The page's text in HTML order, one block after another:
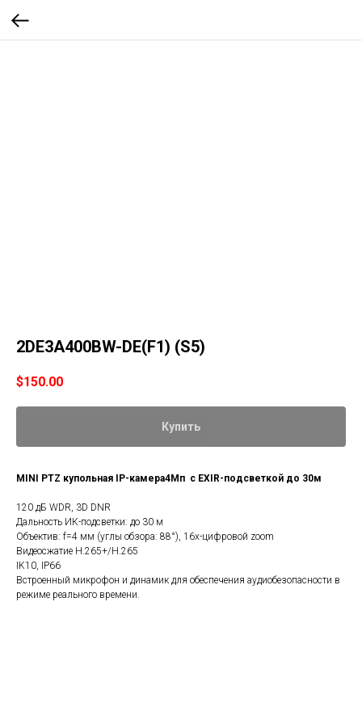
2DE3A400BW-DE(F1) (S5)
$150.00
Купить
MINI PTZ купольная IP-камера4Мп с EXIR-подсветкой до 30м
120 дБ WDR, 3D DNR
Дальность ИК-подсветки: до 30 м
Объектив: f=4 мм (углы обзора: 88°), 16x-цифровой zoom
Видеосжатие H.265+/H.265
IK10, IP66
Встроенный микрофон и динамик для обеспечения аудиобезопасности в
режиме реального времени.